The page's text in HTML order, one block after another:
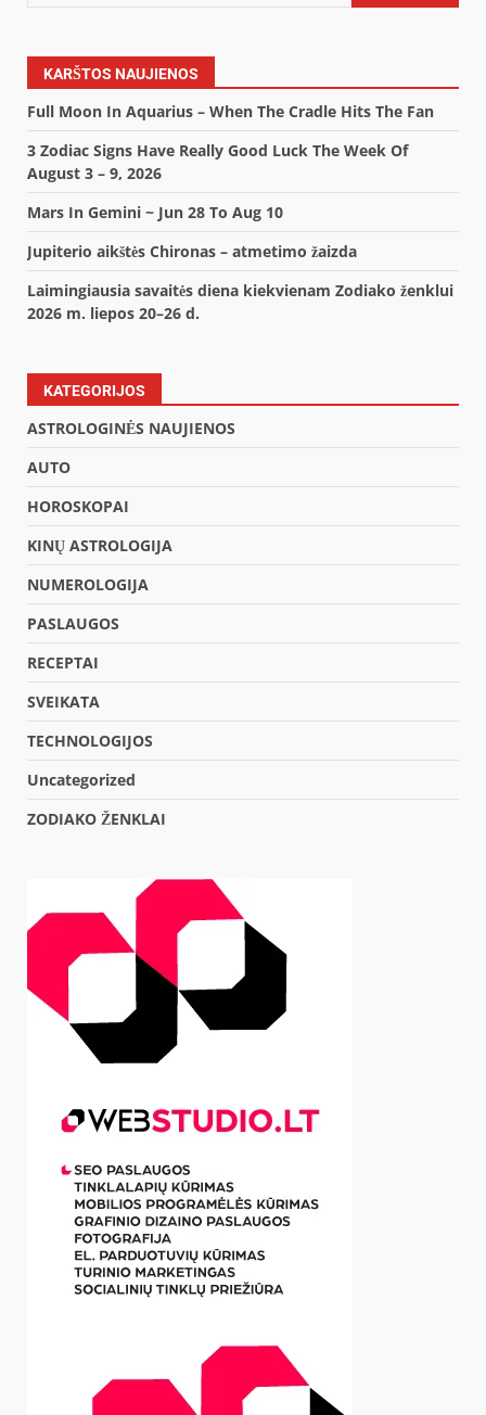
KARŠTOS NAUJIENOS
Full Moon In Aquarius – When The Cradle Hits The Fan
3 Zodiac Signs Have Really Good Luck The Week Of
August 3 – 9, 2026
Mars In Gemini ~ Jun 28 To Aug 10
Jupiterio aikštės Chironas – atmetimo žaizda
Laimingiausia savaitės diena kiekvienam Zodiako ženklui
2026 m. liepos 20–26 d.
KATEGORIJOS
ASTROLOGINĖS NAUJIENOS
AUTO
HOROSKOPAI
KINŲ ASTROLOGIJA
NUMEROLOGIJA
PASLAUGOS
RECEPTAI
SVEIKATA
TECHNOLOGIJOS
Uncategorized
ZODIAKO ŽENKLAI